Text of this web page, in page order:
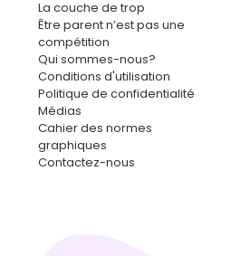
La couche de trop
Être parent n’est pas une
compétition
Qui sommes-nous?
Conditions d'utilisation
Politique de confidentialité
Médias
Cahier des normes
graphiques
Contactez-nous